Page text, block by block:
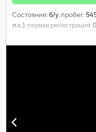
Состояние:б/у, пробег:
л.с.), первая регистрация:
,
передачи:автоматический
стояночный,